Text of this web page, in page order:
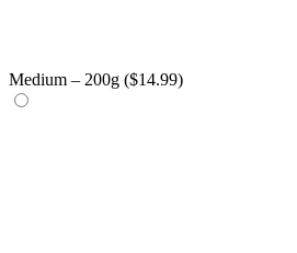
Medium – 200g ($14.99)